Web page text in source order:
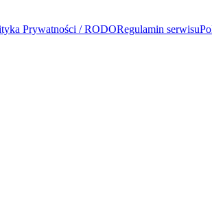
Prywatności / RODORegulamin serwisu